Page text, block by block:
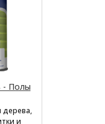
- Полы
дерева,
и